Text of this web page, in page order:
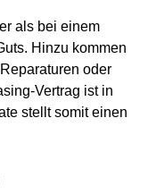
als bei einem
Hinzu kommen
oder
Vertrag ist in
stellt somit einen